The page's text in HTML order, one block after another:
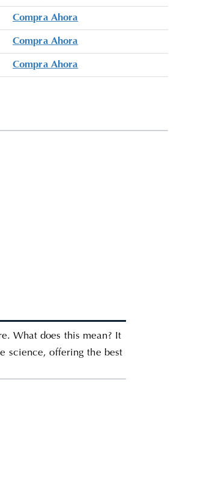
Compra Ahora
Compra Ahora
Compra Ahora
What does this mean? It
science, offering the best